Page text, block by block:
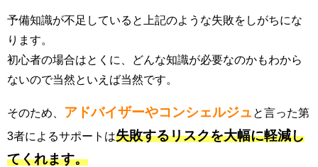
予備知識が不足していると上記のような失敗をしがちにな
ります。
初心者の場合はとくに、どんな知識が必要なのかもわから
ないので当然といえば当然です。
そのため、 アドバイザーやコンシェルジュ と言った第
3者によるサポートは失敗するリスクを大幅に軽減し
てくれます。